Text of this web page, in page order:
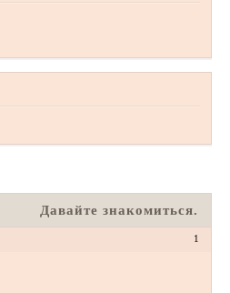
Давайте знакомиться.
1